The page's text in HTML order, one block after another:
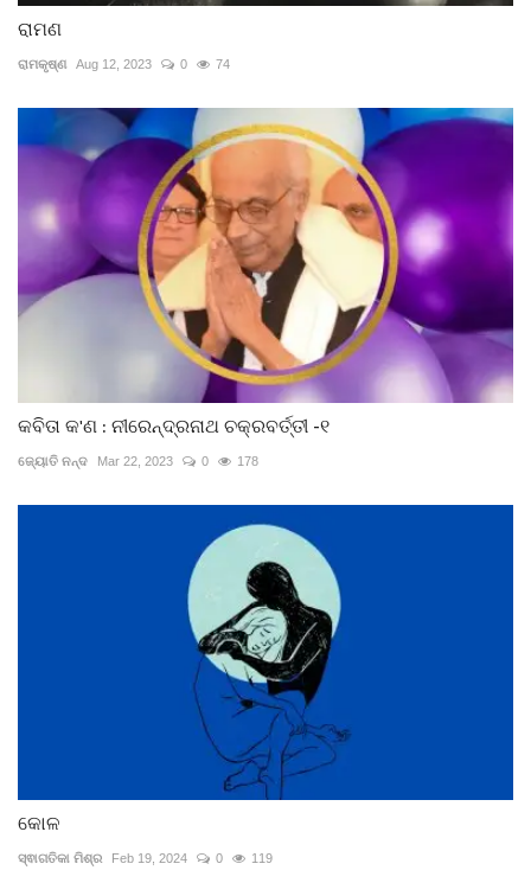
ରାମଣ
ରାମକୃଷ୍ଣ Aug 12, 2023 0 74
କବିତା କ'ଣ : ନୀରେନ୍ଦ୍ରନାଥ ଚକ୍ରବର୍ତ୍ତୀ -୧
ଜ୍ୟୋତି ନନ୍ଦ Mar 22, 2023 0 178
କୋଳ
ସ୍ଵାଗତିକା ମିଶ୍ର Feb 19, 2024 0 119